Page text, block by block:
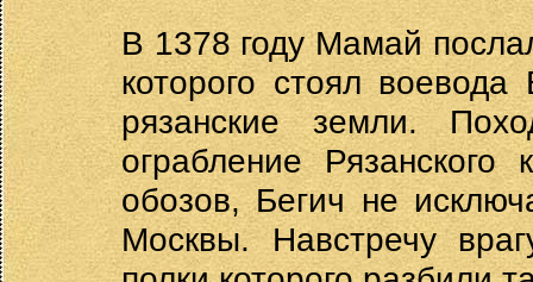
В 1378 году Мамай
которого стоял
рязанские земли.
ограбление
обозов, Бегич не
Москвы. Навстречу